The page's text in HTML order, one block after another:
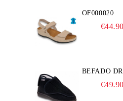
OF000020
€44.90
BEFADO
€49.90